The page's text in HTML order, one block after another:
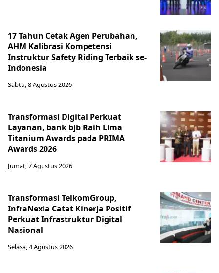
17 Tahun Cetak Agen Perubahan,
AHM Kalibrasi Kompetensi
Instruktur Safety Riding Terbaik se-
Indonesia
Sabtu, 8 Agustus 2026
Transformasi Digital Perkuat
Layanan, bank bjb Raih Lima
Titanium Awards pada PRIMA
Awards 2026
Jumat, 7 Agustus 2026
Transformasi TelkomGroup,
InfraNexia Catat Kinerja Positif
Perkuat Infrastruktur Digital
Nasional
Selasa, 4 Agustus 2026